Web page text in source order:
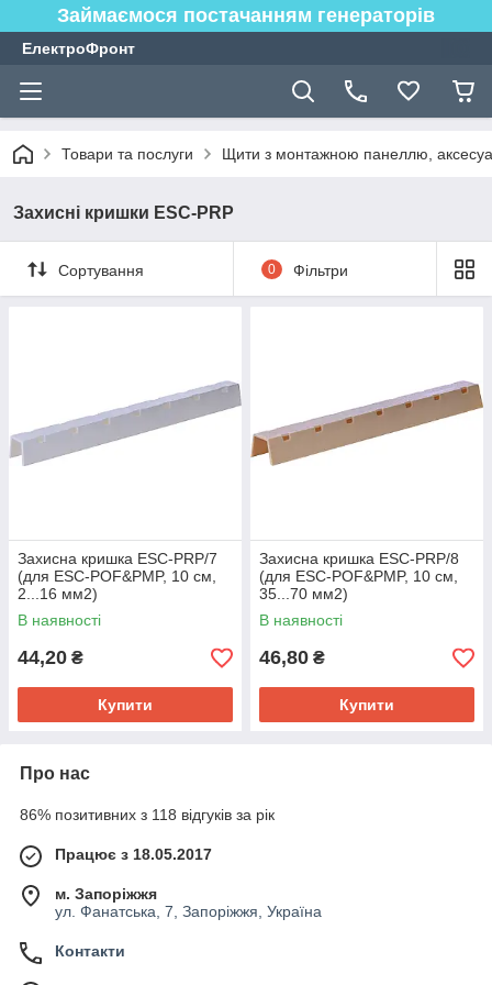
Займаємося постачанням генераторів
ЕлектроФронт
Товари та послуги Щити з монтажною панеллю,
Захисні кришки ESC-PRP
Сортування 0 Фільтри
Захисна кришка ESC-PRP/7
(для ESC-POF&PMP, 10 см,
2...16 мм2)
В наявності
44,20 ₴
Купити
Захисна кришка ESC-PRP/8
(для ESC-POF&PMP, 10 см,
35...70 мм2)
В наявності
46,80 ₴
Купити
Про нас
86% позитивних з 118 відгуків за рік
Працює з 18.05.2017
м. Запоріжжя
ул. Фанатська, 7, Запоріжжя, Україна
Контакти